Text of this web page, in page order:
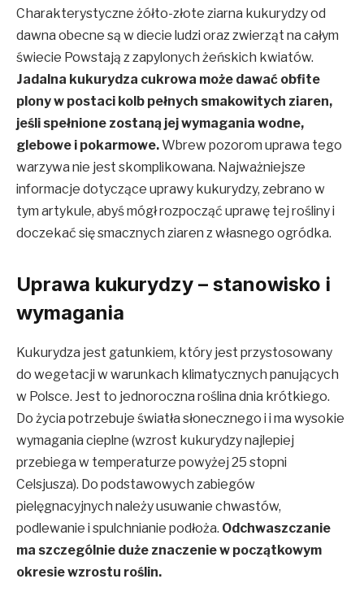
Charakterystyczne żółto-złote ziarna kukurydzy od
dawna obecne są w diecie ludzi oraz zwierząt na całym
świecie Powstają z zapylonych żeńskich kwiatów.
Jadalna kukurydza cukrowa może dawać obfite
plony w postaci kolb pełnych smakowitych ziaren,
jeśli spełnione zostaną jej wymagania wodne,
glebowe i pokarmowe.Wbrew pozorom uprawa tego
warzywa nie jest skomplikowana. Najważniejsze
informacje dotyczące uprawy kukurydzy, zebrano w
tym artykule, abyś mógł rozpocząć uprawę tej rośliny i
doczekać się smacznych ziaren z własnego ogródka.
Uprawa kukurydzy – stanowisko i
wymagania
Kukurydza jest gatunkiem, który jest przystosowany
do wegetacji w warunkach klimatycznych panujących
w Polsce. Jest to jednoroczna roślina dnia krótkiego.
Do życia potrzebuje światła słonecznego i i ma wysokie
wymagania cieplne (wzrost kukurydzy najlepiej
przebiega w temperaturze powyżej 25 stopni
Celsjusza). Do podstawowych zabiegów
pielęgnacyjnych należy usuwanie chwastów,
podlewanie i spulchnianie podłoża. Odchwaszczanie
ma szczególnie duże znaczenie w początkowym
okresie wzrostu roślin.